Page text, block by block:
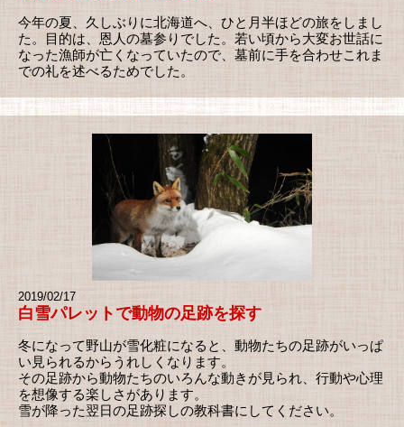
今年の夏、久しぶりに北海道へ、ひと月半ほどの旅をしまし
た。目的は、恩人の墓参りでした。若い頃から大変お世話に
なった漁師が亡くなっていたので、墓前に手を合わせこれま
での礼を述べるためでした。
2019/02/17
白雪パレットで動物の足跡を探す
冬になって野山が雪化粧になると、動物たちの足跡がいっぱ
い見られるからうれしくなります。
その足跡から動物たちのいろんな動きが見られ、行動や心理
を想像する楽しさがあります。
雪が降った翌日の足跡探しの教科書にしてください。